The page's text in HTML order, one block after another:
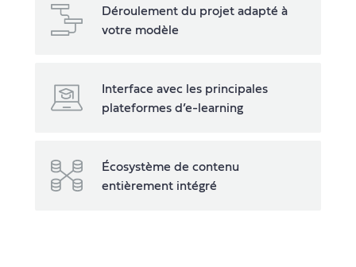
Déroulement du projet adapté à
votre modèle
Interface avec les principales
plateformes d’e-learning
Écosystème de contenu
entièrement intégré